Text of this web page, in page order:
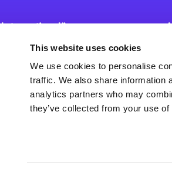
This website uses cookies
We use cookies to personalise
traffic. We also share information
analytics partners who may
they’ve collected from your use
Integrationslösungen
Magic xpi
Integrationsplattform